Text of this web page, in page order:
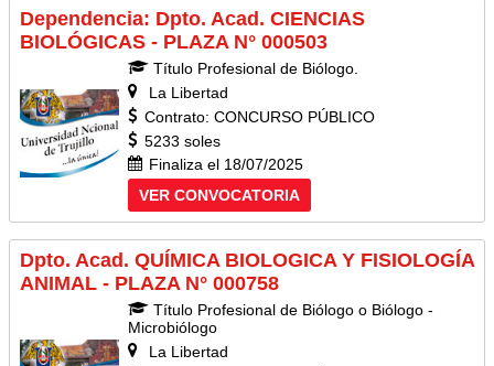
Dependencia: Dpto. Acad. CIENCIAS
BIOLÓGICAS - PLAZA N° 000503
Título Profesional de Biólogo.
La Libertad
Contrato: CONCURSO PÚBLICO
5233 soles
Finaliza el 18/07/2025
VER CONVOCATORIA
Dpto. Acad. QUÍMICA BIOLOGICA Y FISIOLOGÍA
ANIMAL - PLAZA N° 000758
Título Profesional de Biólogo o Biólogo -
Microbiólogo
La Libertad